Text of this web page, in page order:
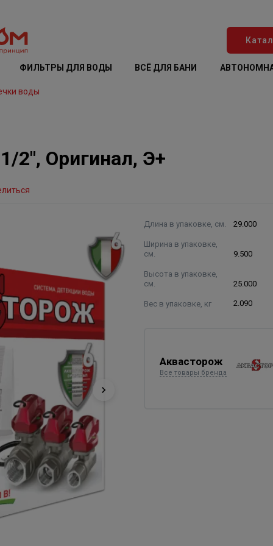
ФИЛЬТРЫ ДЛЯ ВОДЫ ВСЁ ДЛЯ БАНИ
воды
2", Оригинал, Э+
Длина в упаковке, см. 29.000
Ширина в упаковке,
см.
9.500
Высота в упаковке,
см.
25.000
Вес в упаковке, кг 2.090
Аквасторож
Все товары бренда